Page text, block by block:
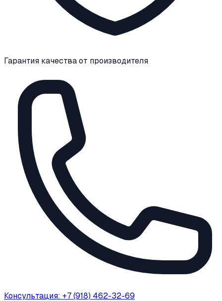
Гарантия качества от производителя
Консультация: +7 (918) 462-32-69